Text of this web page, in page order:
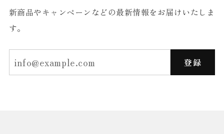
新商品やキャンペーンなどの最新情報をお届けいたしま
す。
登録